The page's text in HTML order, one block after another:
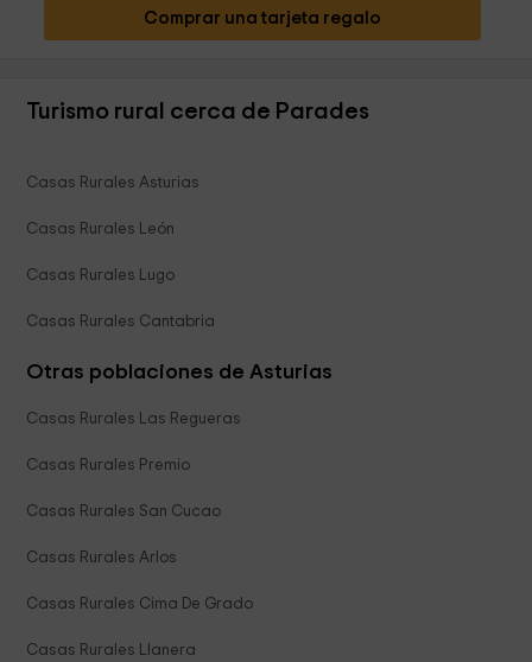
Comprar una tarjeta regalo
Turismo rural cerca de Parades
Casas Rurales Asturias
Casas Rurales León
Casas Rurales Lugo
Casas Rurales Cantabria
Otras poblaciones de Asturias
Casas Rurales Las Regueras
Casas Rurales Premio
Casas Rurales San Cucao
Casas Rurales Arlos
Casas Rurales Cima De Grado
Casas Rurales Llanera